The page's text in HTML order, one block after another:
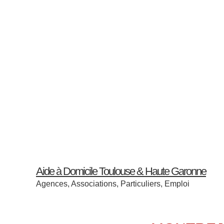
Aide à Domicile Toulouse & Haute Garonne
Agences, Associations, Particuliers, Emploi